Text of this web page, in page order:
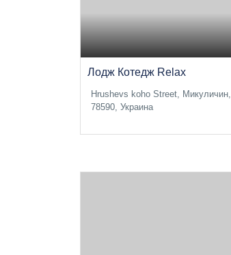
Лодж Котедж Relax
Hrushevs koho Street, Микуличин,
78590, Украина